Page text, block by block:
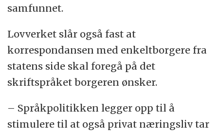
samfunnet.
Lovverket slår også fast at
korrespondansen med enkeltborgere fra
statens side skal foregå på det
skriftspråket borgeren ønsker.
– Språkpolitikken legger opp til å
stimulere til at også privat næringsliv tar